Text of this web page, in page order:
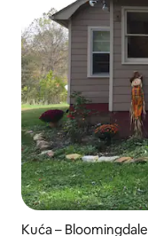
Kuća – Bloomingdale